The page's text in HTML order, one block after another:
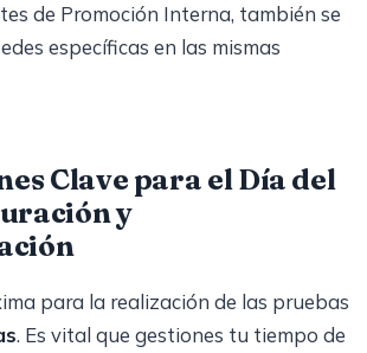
de Promoción Interna, también se
específicas en las mismas
Clave para el Día del
y
para la realización de las pruebas
. Es vital que gestiones tu tiempo de